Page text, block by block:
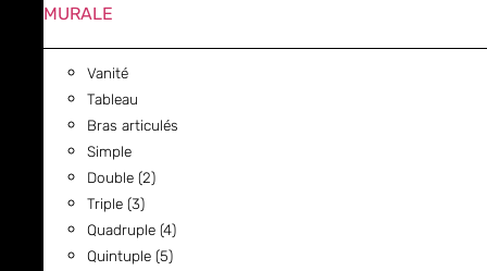
MURALE
Vanité
Tableau
Bras articulés
Simple
Double (2)
Triple (3)
Quadruple (4)
Quintuple (5)